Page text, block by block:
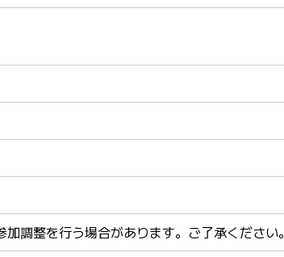
調整を行う場合があります。ご了承ください。